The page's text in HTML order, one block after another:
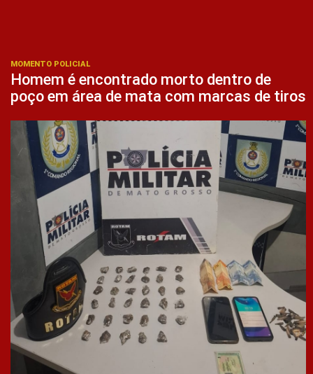
MOMENTO POLICIAL
Homem é encontrado morto dentro de
poço em área de mata com marcas de tiros